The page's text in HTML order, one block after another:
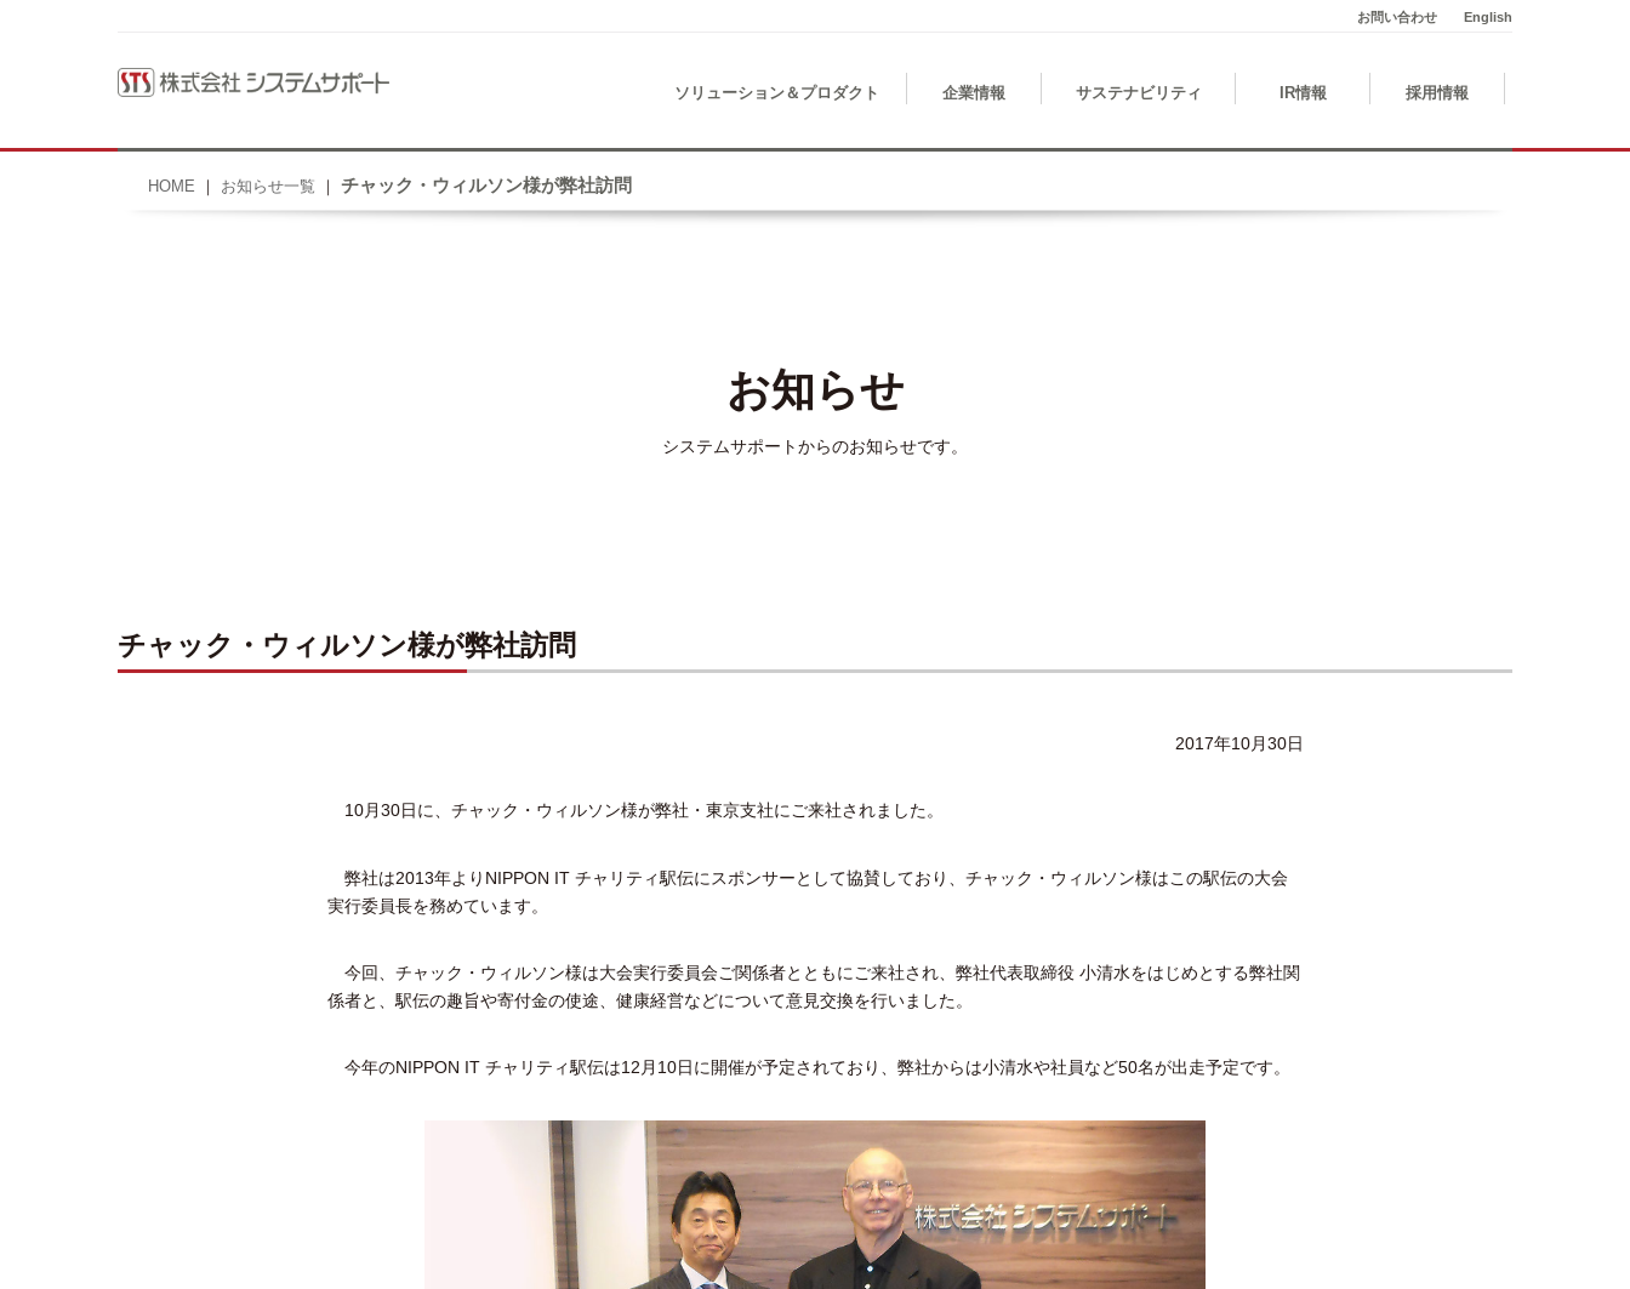
English
お問い合わせ
ソリューション＆プロダクト 企業情報 サステナビリティ IR情報 採用情報
HOME お知らせ一覧 チャック・ウィルソン様が弊社訪問
お知らせ
システムサポートからのお知らせです。
チャック・ウィルソン様が弊社訪問
2017年10月30日
10月30日に、チャック・ウィルソン様が弊社・東京支社にご来社されました。
弊社は2013年よりNIPPON IT チャリティ駅伝にスポンサーとして協賛しており、チャック・ウィルソン様はこの駅伝の大会
実行委員長を務めています。
今回、チャック・ウィルソン様は大会実行委員会ご関係者とともにご来社され、弊社代表取締役 小清水をはじめとする弊社関
係者と、駅伝の趣旨や寄付金の使途、健康経営などについて意見交換を行いました。
今年のNIPPON IT チャリティ駅伝は12月10日に開催が予定されており、弊社からは小清水や社員など50名が出走予定です。